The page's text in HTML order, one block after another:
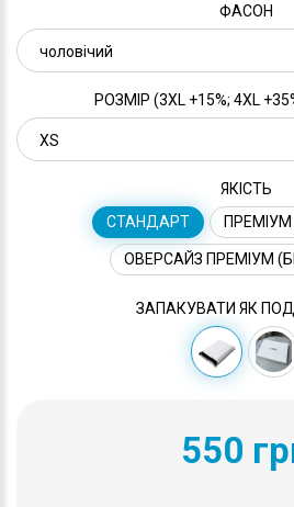
ФАСОН
РОЗМІР (3XL +15%; 4XL
ЯКІСТЬ
СТАНДАРТ
ПРЕМІУМ
ОВЕРСАЙЗ ПРЕМІУМ
ЗАПАКУВАТИ ЯК
550